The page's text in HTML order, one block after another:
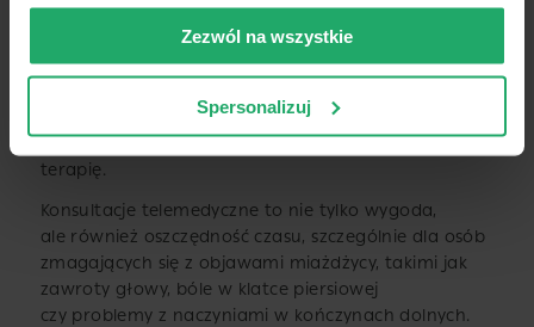
Zezwól na wszystkie
Spersonalizuj
fizycznej. Teleopieka medyczna umożliwia
monitorowanie stanu zdrowia pacjenta na bieżąco,
co jest kluczowe dla skutecznego leczenia. Dzięki
wyniki badań, oceniać reakcję organizmu
na przyjmowane leki i na bieżąco dostosowywać
terapię.
Konsultacje telemedyczne to nie tylko wygoda,
ale również oszczędność czasu, szczególnie dla osób
zmagających się z objawami miażdżycy, takimi jak
zawroty głowy, bóle w klatce piersiowej
czy problemy z naczyniami w kończynach dolnych.